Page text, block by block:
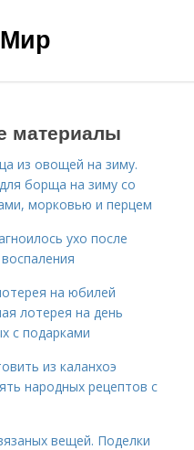
материалы
из овощей на зиму.
борща на зиму со
морковью и перцем
ухо после
на юбилей
лотерея на день
с подарками
из каланхоэ
народных рецептов с
вещей. Поделки